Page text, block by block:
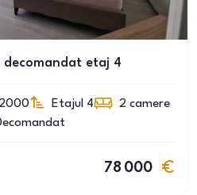
etaj 4
Etajul 4 2 camere
78 000